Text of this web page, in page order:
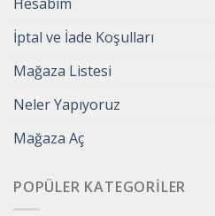
İptal ve İade Koşulları
Mağaza Listesi
Neler Yapıyoruz
Mağaza Aç
POPÜLER KATEGORILER